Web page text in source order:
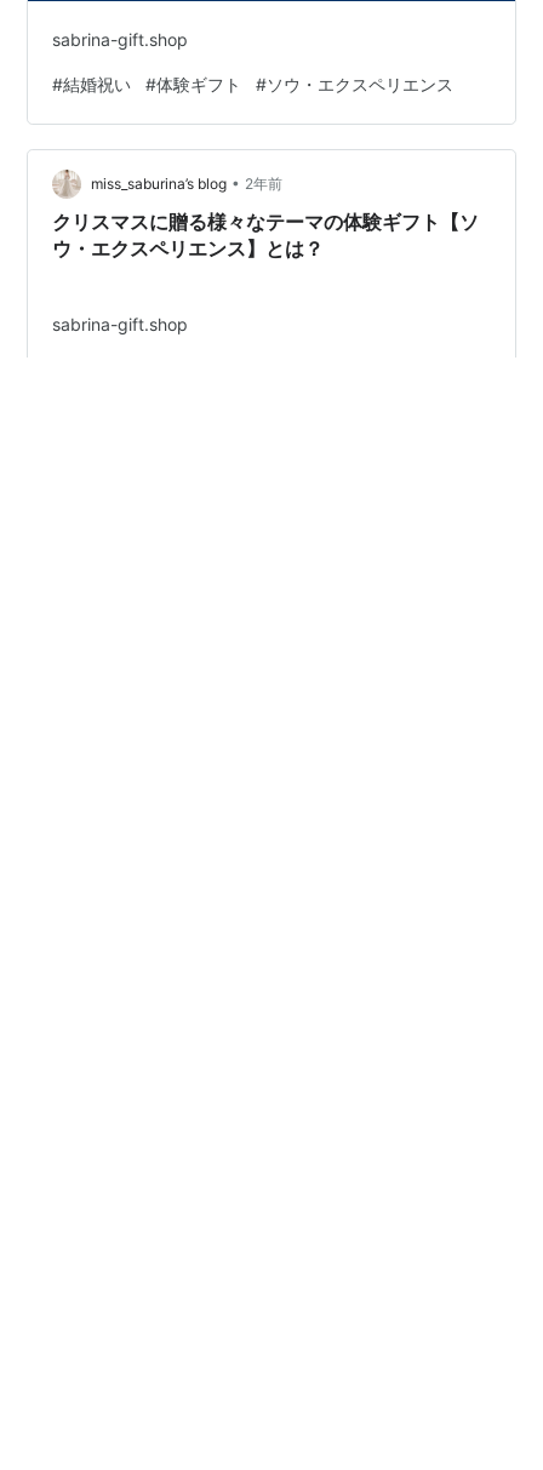
sabrina-gift.shop
#結婚祝い #体験ギフト #ソウ・エクスペリエンス
miss_saburina’s blog • 2年前
クリスマスに贈る様々なテーマの体験ギフト【ソ
ウ・エクスペリエンス】とは？